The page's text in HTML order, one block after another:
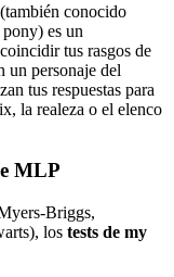
(también conocido
es un
tus rasgos de
un personaje del
tus respuestas para
la realeza o el elenco
MLP
Briggs,
los tests de my